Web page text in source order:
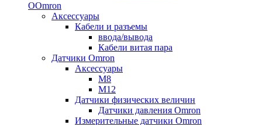
OOmron
Аксессуары
Кабели и разъемы
ввода/вывода
Кабели витая пара
Датчики Omron
Аксессуары
M8
M12
Датчики физических величин
Датчики давления Omron
Измерительные датчики Omron